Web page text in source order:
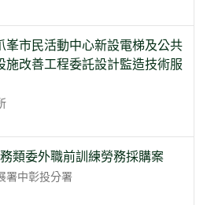
峯市民活動中心新設電梯及公共
施改善工程委託設計監造技術服
類委外職前訓練勞務採購案
署中彰投分署